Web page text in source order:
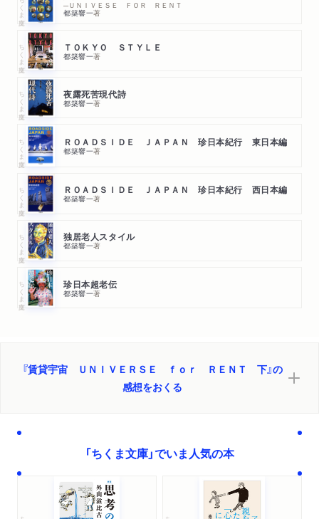
─ＵＮＩＶＥＳＥ ＦＯＲ ＲＥＮＴ
都築響一著
ちくま文庫 ＴＯＫＹＯ ＳＴＹＬＥ
都築響一著
ちくま文庫 夜露死苦現代詩
都築響一著
ちくま文庫 ＲＯＡＤＳＩＤＥ ＪＡＰＡＮ 珍日本紀行 東日本編
都築響一著
ちくま文庫 ＲＯＡＤＳＩＤＥ ＪＡＰＡＮ 珍日本紀行 西日本編
都築響一著
ちくま文庫 独居老人スタイル
都築響一著
ちくま文庫 珍日本超老伝
都築響一著
『賃貸宇宙 ＵＮＩＶＥＲＳＥ ｆｏｒ ＲＥＮＴ 下』の
感想をおくる
「ちくま文庫」でいま人気の本